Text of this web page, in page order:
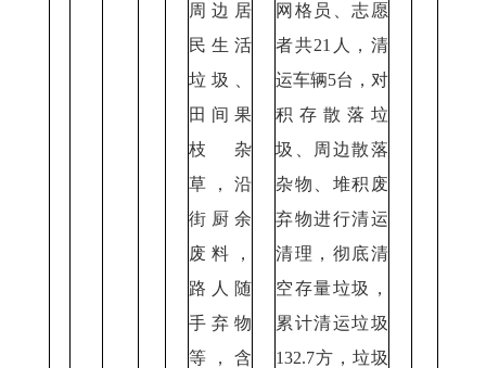
周边居
民生活
垃圾、
田间果
枝杂
草，沿
街厨余
废料，
路人随
手弃物
等，含
网格员、志愿
者共21人，清
运车辆5台，对
积存散落垃
圾、周边散落
杂物、堆积废
弃物进行清运
清理，彻底清
空存量垃圾，
累计清运垃圾
132.7方，垃圾